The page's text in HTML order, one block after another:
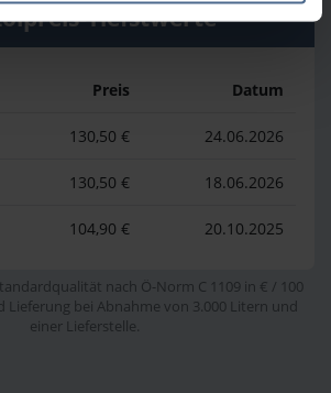
Tiefstwerte
Preis Datum
130,50 € 24.06.2026
130,50 € 18.06.2026
104,90 € 20.10.2025
nach Ö-Norm C 1109 in € / 100
Lieferung bei Abnahme von 3.000 Litern und
einer Lieferstelle.